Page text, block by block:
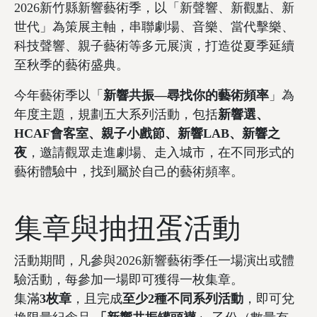
2026新竹縣新響藝術季，以「新聲響、新觀點、新
世代」為策展主軸，串聯劇場、音樂、當代擊樂、
科技聲響、親子藝術等多元展演，打造從夏季延續
至秋季的藝術盛典。
今年藝術季以「 新響共振—尋找你的藝術頻率 」為
年度主題，規劃五大系列活動，包括新響選、
HCAF會客室、親子小戲節、新響LAB、新響之
夜 ，邀請觀眾走進劇場、走入城市，在不同形式的
藝術體驗中，找到屬於自己的藝術頻率。
集章與抽扭蛋活動
活動期間，凡參與2026新響藝術季任一場演出或體
驗活動，每參加一場即可獲得一枚集章。
集滿3枚章 ，且完成至少2種不同系列活動 ，即可兌